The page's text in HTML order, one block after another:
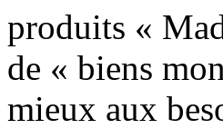
produits «
de « biens
mieux aux